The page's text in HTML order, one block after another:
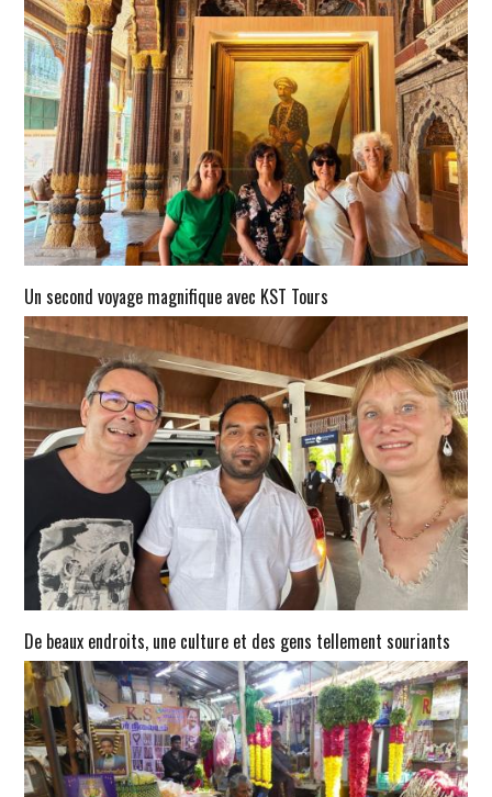
Un second voyage magnifique avec KST Tours
De beaux endroits, une culture et des gens tellement souriants